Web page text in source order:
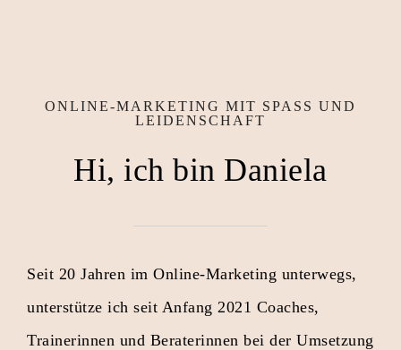
ONLINE-MARKETING MIT SPASS UND L
EIDENSCHAFT
Hi, ich bin Daniela
Seit 20 Jahren im Online-Marketing unterwegs,
unterstütze ich seit Anfang 2021 Coaches,
Trainerinnen und Beraterinnen bei der Umsetzung